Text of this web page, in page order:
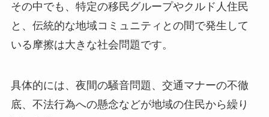
その中でも、特定の移民グループやクルド人住民
と、伝統的な地域コミュニティとの間で発生して
いる摩擦は大きな社会問題です。
具体的には、夜間の騒音問題、交通マナーの不徹
底、不法行為への懸念などが地域の住民から繰り